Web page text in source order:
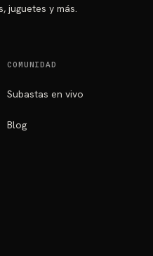
juguetes y más.
COMUNIDAD
Subastas en vivo
Blog